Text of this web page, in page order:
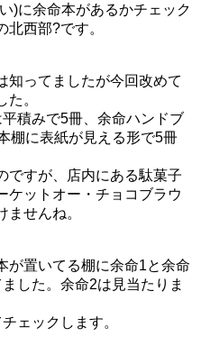
)に余命本があるかチェック
北西部?です。
知ってましたが今回改めて
。
積みで5冊、余命ハンドブ
棚に表紙が見える形で5冊
すが、店内にある駄菓子
ケットオー・チョコブラウ
せんね。
が置いてる棚に余命1と余命
した。余命2は見当たりま
ェックします。